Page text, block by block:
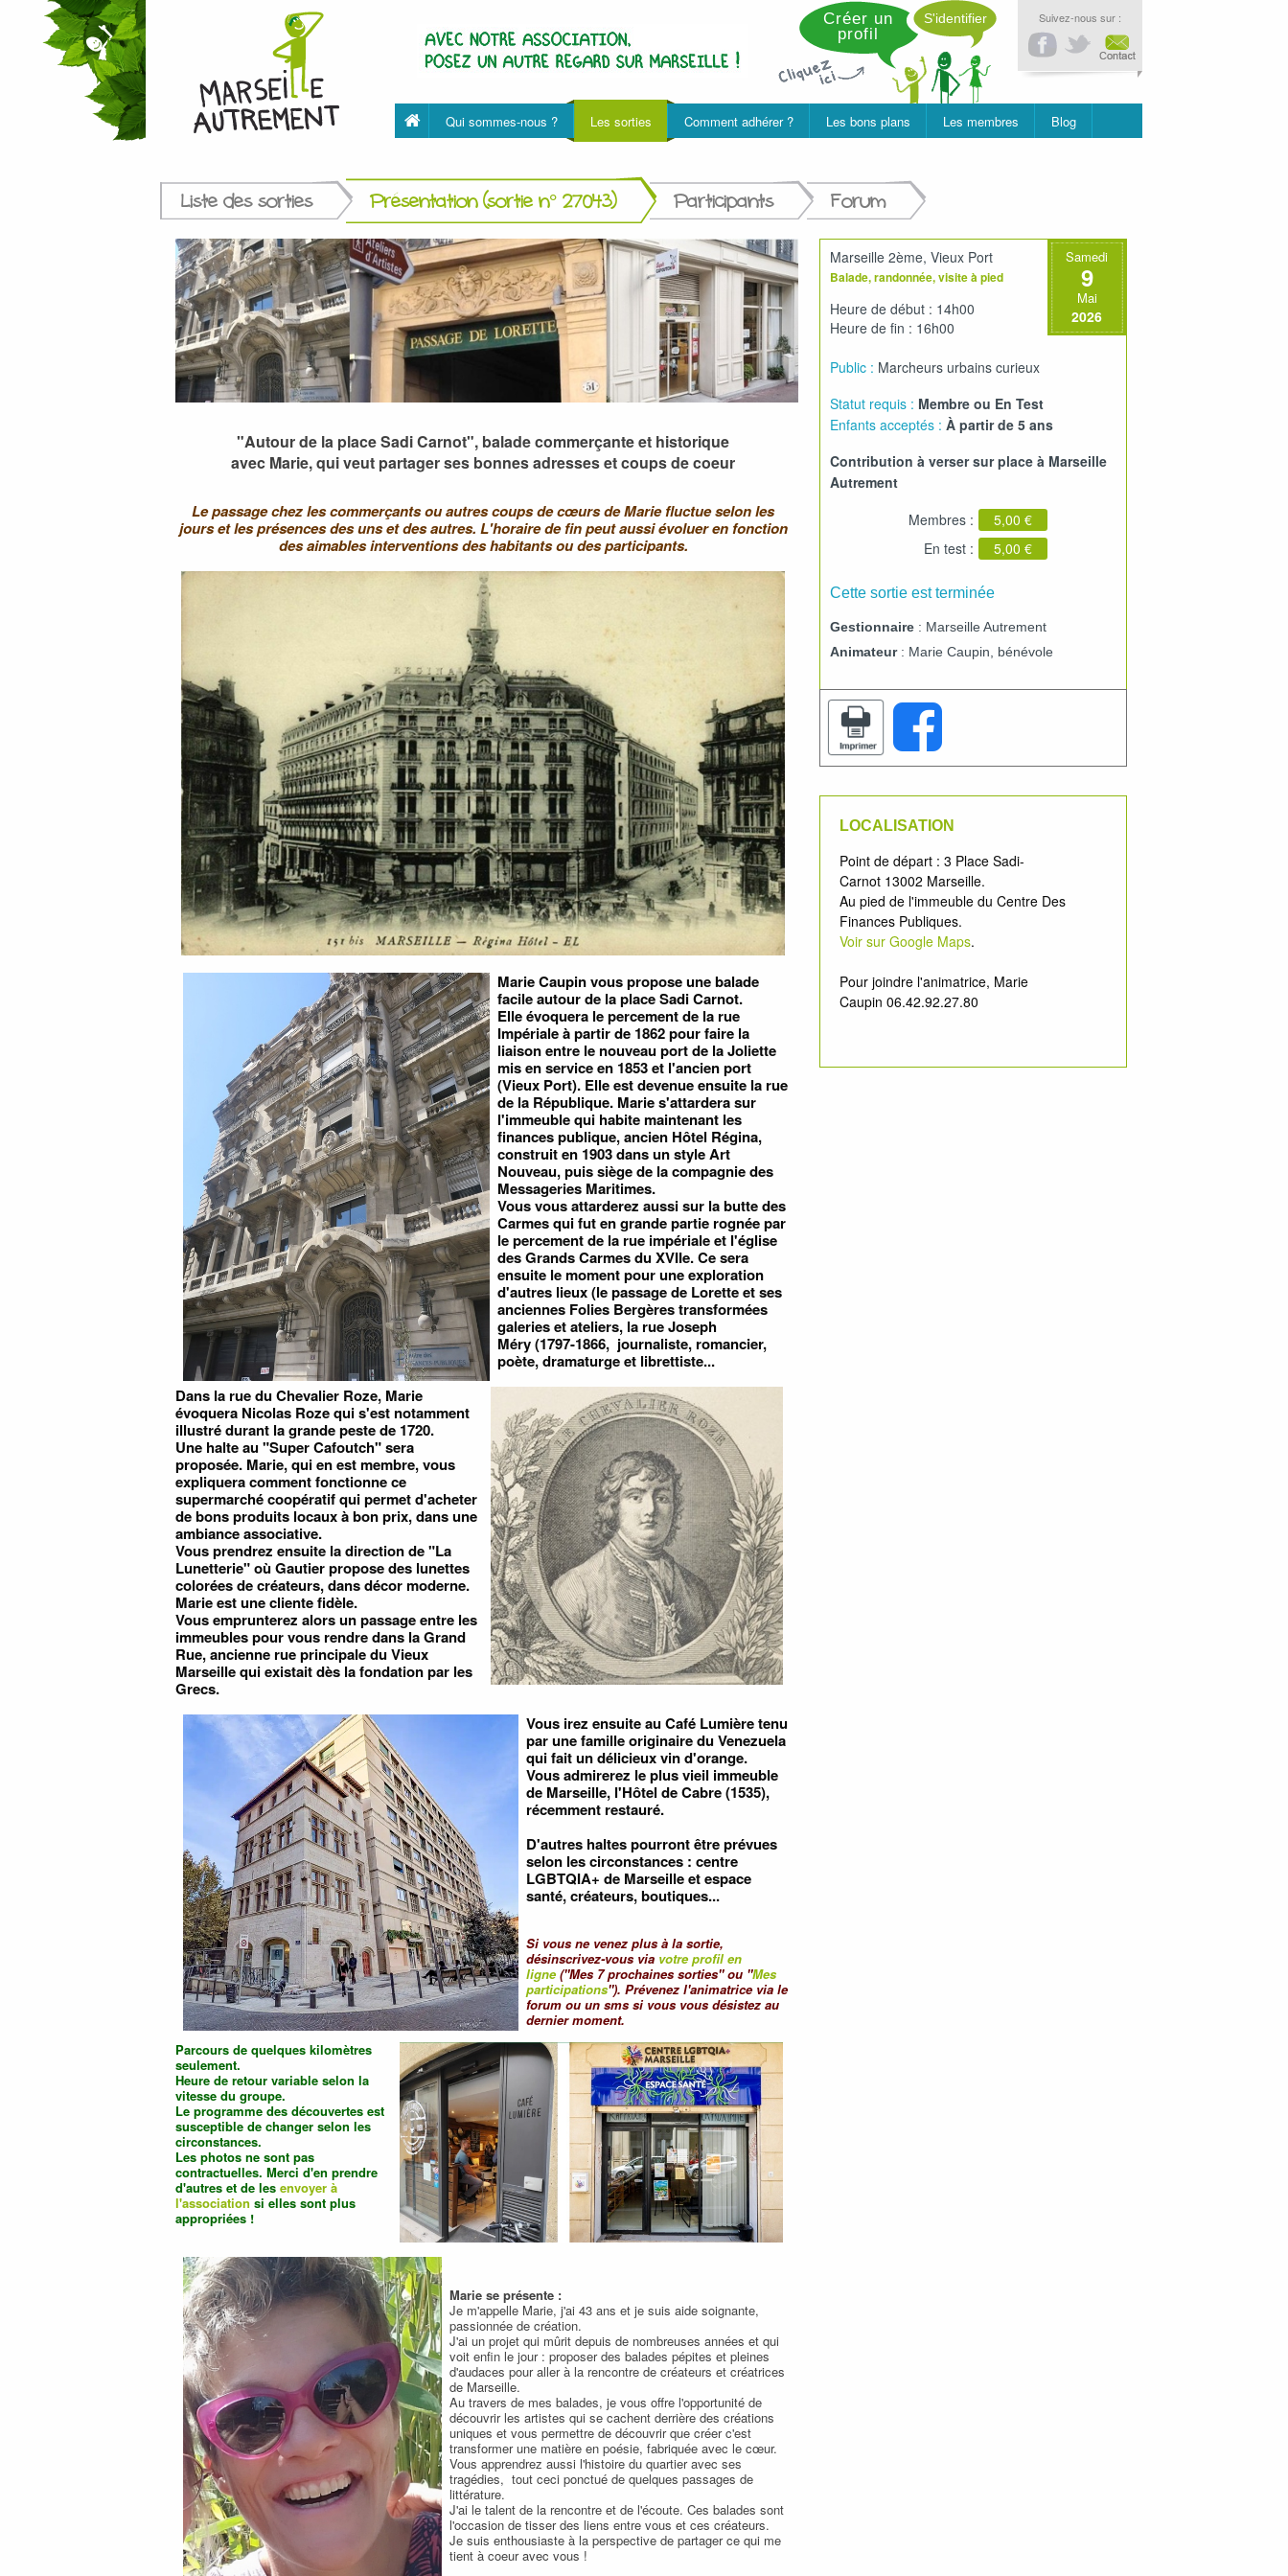
Créer un
profil
S'identifier Suivez-nous sur :
Qui sommes-nous ? Les sorties Comment adhérer ? Les bons plans Les membres Blog
Liste des sorties Présentation (sortie n° 27043) Participants Forum
"Autour de la place Sadi Carnot", balade commerçante et historique
avec Marie, qui veut partager ses bonnes adresses et coups de coeur
Le passage chez les commerçants ou autres coups de cœurs de Marie fluctue selon les
jours et les présences des uns et des autres. L'horaire de fin peut aussi évoluer en fonction
des aimables interventions des habitants ou des participants.
Marie Caupin vous propose une balade
facile autour de la place Sadi Carnot.
Elle évoquera le percement de la rue
Impériale à partir de 1862 pour faire la
liaison entre le nouveau port de la Joliette
mis en service en 1853 et l'ancien port
(Vieux Port). Elle est devenue ensuite la rue
de la République. Marie s'attardera sur
l'immeuble qui habite maintenant les
finances publique, ancien Hôtel Régina,
construit en 1903 dans un style Art
Nouveau, puis siège de la compagnie des
Messageries Maritimes.
Vous vous attarderez aussi sur la butte des
Carmes qui fut en grande partie rognée par
le percement de la rue impériale et l'église
des Grands Carmes du XVIIe. Ce sera
ensuite le moment pour une exploration
d'autres lieux (le passage de Lorette et ses
anciennes Folies Bergères transformées
galeries et ateliers, la rue Joseph
Méry (1797-1866, journaliste, romancier,
poète, dramaturge et librettiste...
Dans la rue du Chevalier Roze, Marie
évoquera Nicolas Roze qui s'est notamment
illustré durant la grande peste de 1720.
Une halte au "Super Cafoutch" sera
proposée. Marie, qui en est membre, vous
expliquera comment fonctionne ce
supermarché coopératif qui permet d'acheter
de bons produits locaux à bon prix, dans une
ambiance associative.
Vous prendrez ensuite la direction de "La
Lunetterie" où Gautier propose des lunettes
colorées de créateurs, dans décor moderne.
Marie est une cliente fidèle.
Vous emprunterez alors un passage entre les
immeubles pour vous rendre dans la Grand
Rue, ancienne rue principale du Vieux
Marseille qui existait dès la fondation par les
Grecs.
Vous irez ensuite au Café Lumière tenu
par une famille originaire du Venezuela
qui fait un délicieux vin d'orange.
Vous admirerez le plus vieil immeuble
de Marseille, l'Hôtel de Cabre (1535),
récemment restauré.
D'autres haltes pourront être prévues
selon les circonstances : centre
LGBTQIA+ de Marseille et espace
santé, créateurs, boutiques...
Si vous ne venez plus à la sortie,
désinscrivez-vous via votre profil en
ligne("Mes 7 prochaines sorties" ou "Mes
participations"). Prévenez l'animatrice via le
forum ou un sms si vous vous désistez au
dernier moment.
Parcours de quelques kilomètres
seulement.
Heure de retour variable selon la
vitesse du groupe.
Le programme des découvertes est
susceptible de changer selon les
circonstances.
Les photos ne sont pas
contractuelles. Merci d'en prendre
d'autres et de les envoyer à
l'association si elles sont plus
appropriées !
Marie se présente :
Je m'appelle Marie, j'ai 43 ans et je suis aide soignante,
passionnée de création.
J'ai un projet qui mûrit depuis de nombreuses années et qui
voit enfin le jour : proposer des balades pépites et pleines
d'audaces pour aller à la rencontre de créateurs et créatrices
de Marseille.
Au travers de mes balades, je vous offre l'opportunité de
découvrir les artistes qui se cachent derrière des créations
uniques et vous permettre de découvrir que créer c'est
transformer une matière en poésie, fabriquée avec le cœur.
Vous apprendrez aussi l'histoire du quartier avec ses
tragédies, tout ceci ponctué de quelques passages de
littérature.
J'ai le talent de la rencontre et de l'écoute. Ces balades sont
l'occasion de tisser des liens entre vous et ces créateurs.
Je suis enthousiaste à la perspective de partager ce qui me
tient à coeur avec vous !
Samedi
9
Mai
2026
Marseille 2ème, Vieux Port
Balade, randonnée, visite à pied
Heure de début : 14h00
Heure de fin : 16h00
Public : Marcheurs urbains curieux
Statut requis : Membre ou En Test
Enfants acceptés : À partir de 5 ans
Contribution à verser sur place à Marseille
Autrement
Membres :
5,00 €
En test :
5,00 €
Cette sortie est terminée
Gestionnaire : Marseille Autrement
Animateur: Marie Caupin, bénévole
LOCALISATION
Point de départ : 3 Place Sadi-
Carnot 13002 Marseille.
Au pied de l'immeuble du Centre Des
Finances Publiques.
Voir sur Google Maps.
Pour joindre l'animatrice, Marie
Caupin 06.42.92.27.80